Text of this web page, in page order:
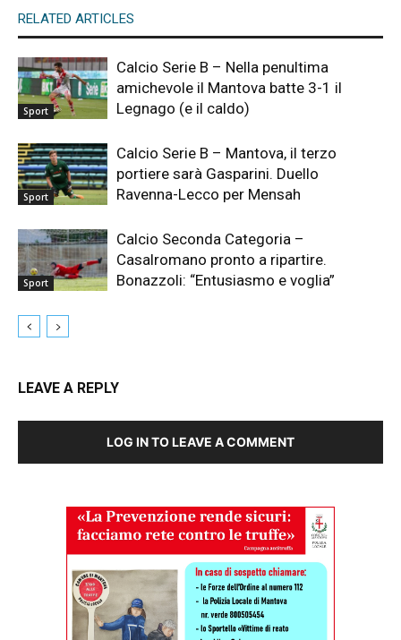
RELATED ARTICLES
Sport
Calcio Serie B – Nella penultima
amichevole il Mantova batte 3-1 il
Legnago (e il caldo)
Sport
Calcio Serie B – Mantova, il terzo
portiere sarà Gasparini. Duello
Ravenna-Lecco per Mensah
Sport
Calcio Seconda Categoria –
Casalromano pronto a ripartire.
Bonazzoli: “Entusiasmo e voglia”
LEAVE A REPLY
LOG IN TO LEAVE A COMMENT